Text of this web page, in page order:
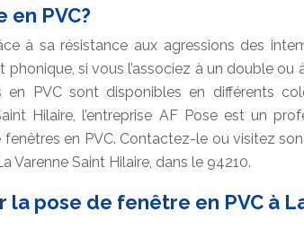
PVC?
à sa résistance aux agressions des
si vous l’associez à un double ou
PVC sont disponibles en différents
Hilaire, l’entreprise AF Pose est un
en PVC. Contactez-le ou visitez
Varenne Saint Hilaire, dans le 94210.
la pose de fenêtre en PVC à